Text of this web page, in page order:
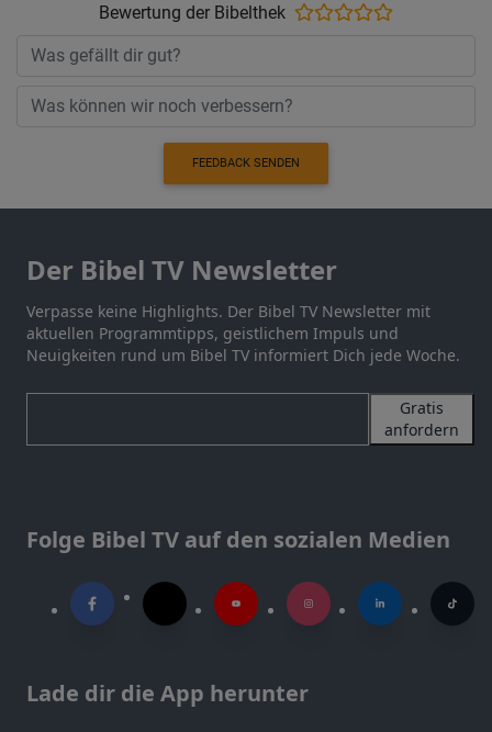
Bewertung der Bibelthek
FEEDBACK SENDEN
Der Bibel TV Newsletter
Verpasse keine Highlights. Der Bibel TV Newsletter mit
aktuellen Programmtipps, geistlichem Impuls und
Neuigkeiten rund um Bibel TV informiert Dich jede Woche.
Gratis
anfordern
Folge Bibel TV auf den sozialen Medien
Lade dir die App herunter